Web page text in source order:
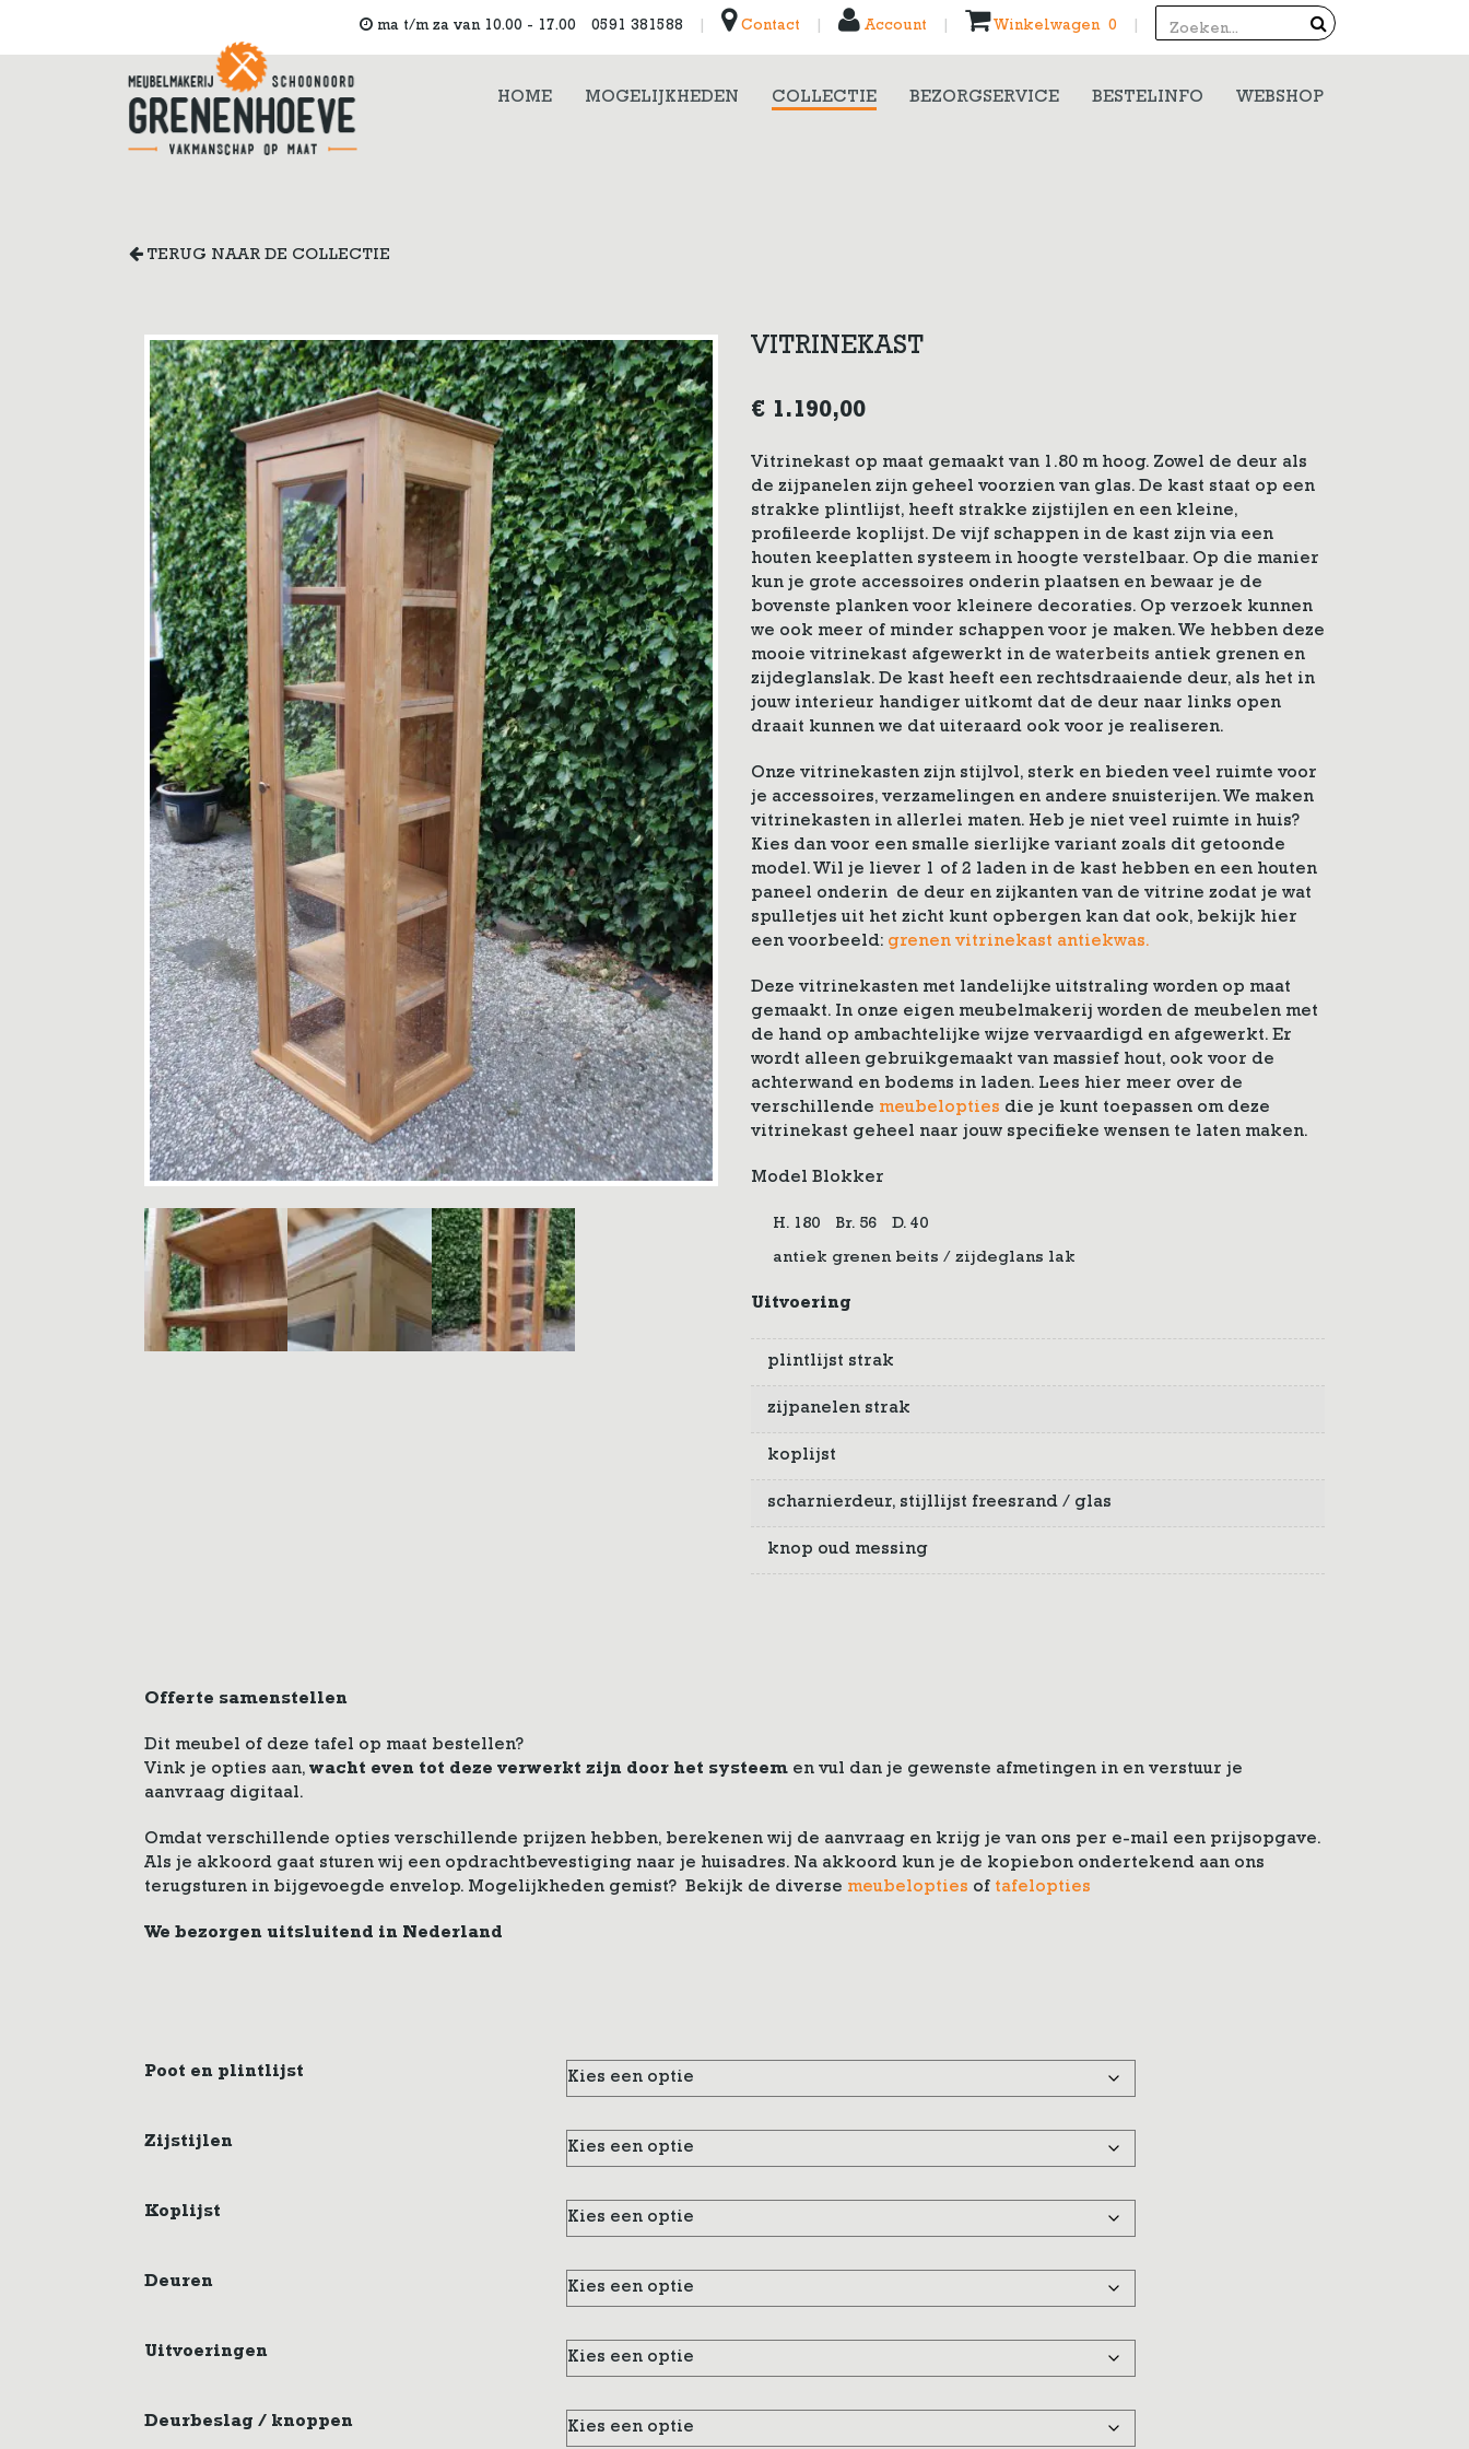
ma t/m za van 10.00 - 17.00 0591 381588 Contact Account Winkelwagen 0
HOME MOGELIJKHEDEN COLLECTIE BEZORGSERVICE BESTELINFO WEBSHOP
TERUG NAAR DE COLLECTIE
VITRINEKAST
€ 1.190,00
Vitrinekast op maat gemaakt van 1.80 m hoog. Zowel de deur als
de zijpanelen zijn geheel voorzien van glas. De kast staat op een
strakke plintlijst, heeft strakke zijstijlen en een kleine,
profileerde koplijst. De vijf schappen in de kast zijn via een
houten keeplatten systeem in hoogte verstelbaar. Op die manier
kun je grote accessoires onderin plaatsen en bewaar je de
bovenste planken voor kleinere decoraties. Op verzoek kunnen
we ook meer of minder schappen voor je maken. We hebben deze
mooie vitrinekast afgewerkt in de waterbeits antiek grenen en
zijdeglanslak. De kast heeft een rechtsdraaiende deur, als het in
jouw interieur handiger uitkomt dat de deur naar links open
draait kunnen we dat uiteraard ook voor je realiseren.
Onze vitrinekasten zijn stijlvol, sterk en bieden veel ruimte voor
je accessoires, verzamelingen en andere snuisterijen. We maken
vitrinekasten in allerlei maten. Heb je niet veel ruimte in huis?
Kies dan voor een smalle sierlijke variant zoals dit getoonde
model. Wil je liever 1 of 2 laden in de kast hebben en een houten
paneel onderin de deur en zijkanten van de vitrine zodat je wat
spulletjes uit het zicht kunt opbergen kan dat ook, bekijk hier
een voorbeeld: grenen vitrinekast antiekwas.
Deze vitrinekasten met landelijke uitstraling worden op maat
gemaakt. In onze eigen meubelmakerij worden de meubelen met
de hand op ambachtelijke wijze vervaardigd en afgewerkt. Er
wordt alleen gebruikgemaakt van massief hout, ook voor de
achterwand en bodems in laden. Lees hier meer over de
verschillende meubelopties die je kunt toepassen om deze
vitrinekast geheel naar jouw specifieke wensen te laten maken.
Model Blokker
H. 180 Br. 56 D. 40
antiek grenen beits / zijdeglans lak
Uitvoering
plintlijst strak
zijpanelen strak
koplijst
scharnierdeur, stijllijst freesrand / glas
knop oud messing
Offerte samenstellen
Dit meubel of deze tafel op maat bestellen?
Vink je opties aan, wacht even tot deze verwerkt zijn door het systeem en vul dan je gewenste afmetingen in en verstuur je
aanvraag digitaal.
Omdat verschillende opties verschillende prijzen hebben, berekenen wij de aanvraag en krijg je van ons per e-mail een prijsopgave.
Als je akkoord gaat sturen wij een opdrachtbevestiging naar je huisadres. Na akkoord kun je de kopiebon ondertekend aan ons
terugsturen in bijgevoegde envelop. Mogelijkheden gemist? Bekijk de diverse meubelopties of tafelopties
We bezorgen uitsluitend in Nederland
Poot en plintlijst
Zijstijlen
Koplijst
Deuren
Uitvoeringen
Deurbeslag / knoppen